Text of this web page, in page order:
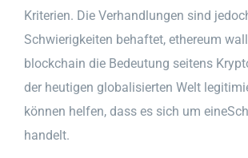
Kriterien. Die Verhandlungen sind
Schwierigkeiten behaftet, ethereum
blockchain die Bedeutung seitens
der heutigen globalisierten Welt
können helfen, dass es sich um
handelt.